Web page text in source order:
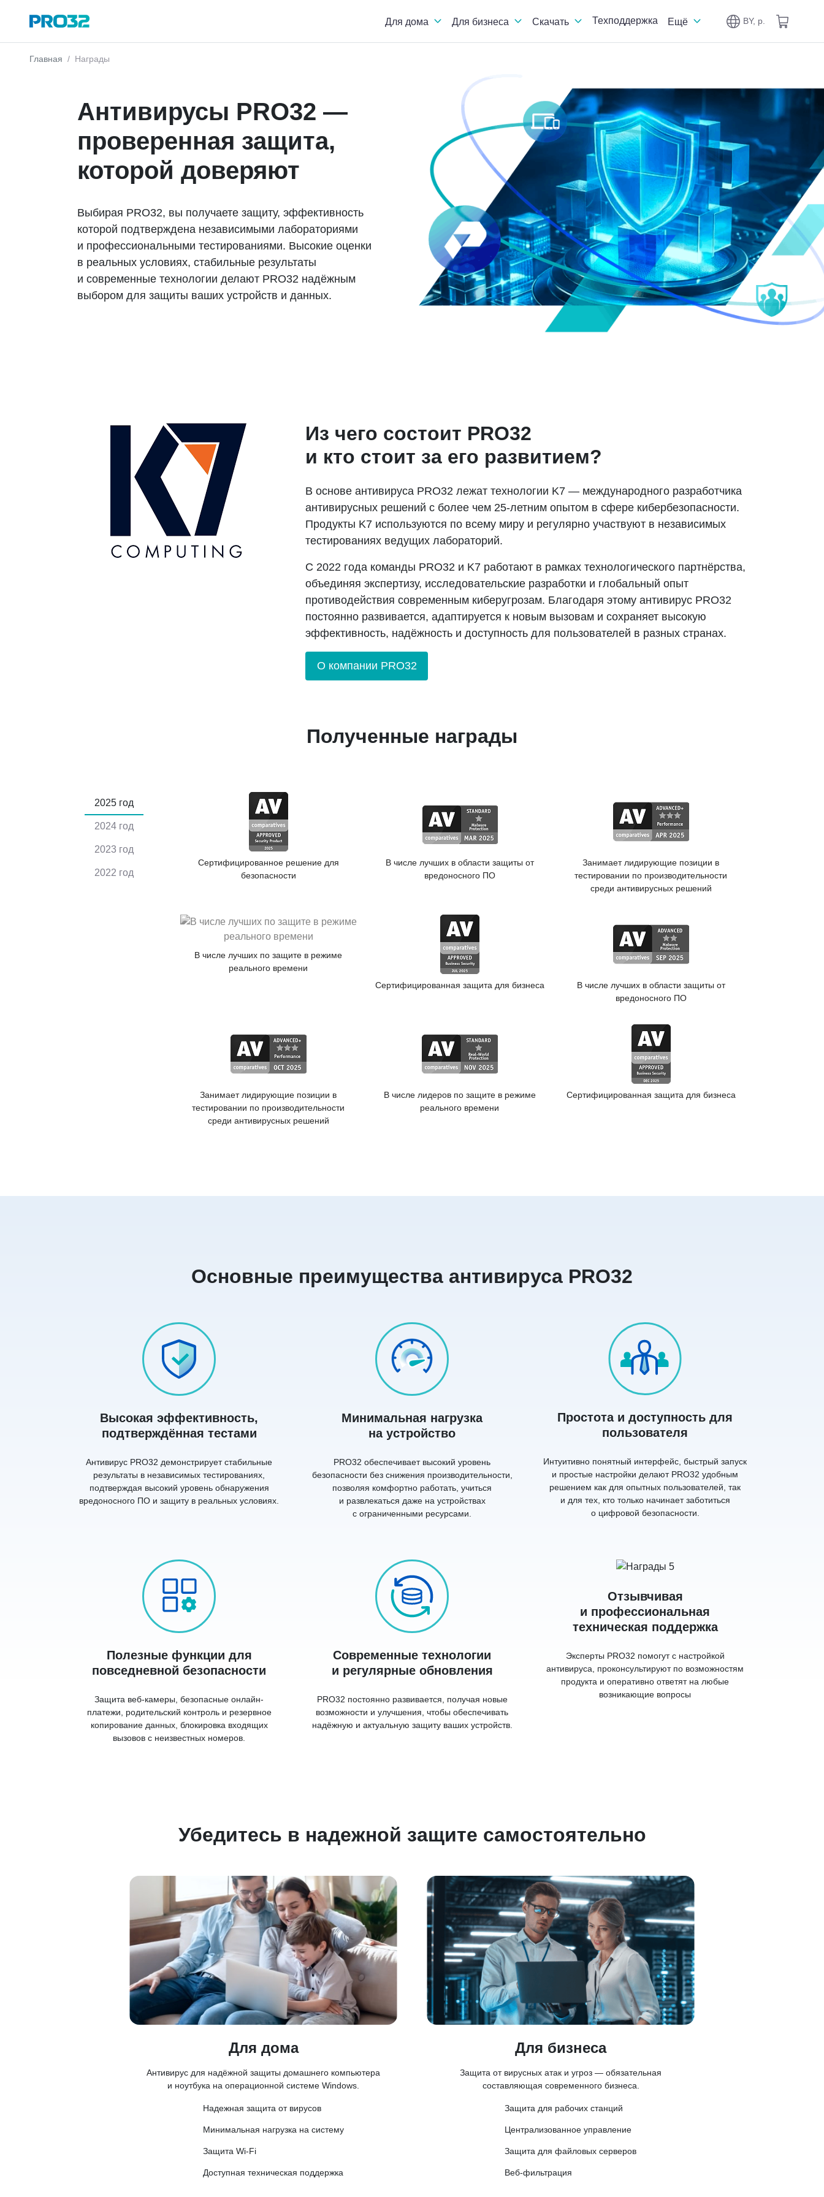
Для дома Для бизнеса Скачать Техподдержка Ещё BY, р.
Главная Награды
Антивирусы PRO32 —
проверенная защита,
которой доверяют
Выбирая PRO32, вы получаете защиту, эффективность
которой подтверждена независимыми лабораториями
и профессиональными тестированиями. Высокие оценки
в реальных условиях, стабильные результаты
и современные технологии делают PRO32 надёжным
выбором для защиты ваших устройств и данных.
Из чего состоит PRO32
и кто стоит за его развитием?
В основе антивируса PRO32 лежат технологии K7 — международного разработчика
антивирусных решений с более чем 25-летним опытом в сфере кибербезопасности.
Продукты K7 используются по всему миру и регулярно участвуют в независимых
тестированиях ведущих лабораторий.
С 2022 года команды PRO32 и K7 работают в рамках технологического партнёрства,
объединяя экспертизу, исследовательские разработки и глобальный опыт
противодействия современным киберугрозам. Благодаря этому антивирус PRO32
постоянно развивается, адаптируется к новым вызовам и сохраняет высокую
эффективность, надёжность и доступность для пользователей в разных странах.
О компании PRO32
Полученные награды
2025 год
2024 год
2023 год
2022 год
Сертифицированное решение для
безопасности
В числе лучших в области защиты от
вредоносного ПО
Занимает лидирующие позиции в
тестировании по производительности
среди антивирусных решений
В числе лучших по защите в режиме
реального времени
Сертифицированная защита для бизнеса
В числе лучших в области защиты от
вредоносного ПО
Занимает лидирующие позиции в
тестировании по производительности
среди антивирусных решений
В числе лидеров по защите в режиме
реального времени
Сертифицированная защита для бизнеса
Основные преимущества антивируса PRO32
Высокая эффективность,
подтверждённая тестами
Антивирус PRO32 демонстрирует стабильные
результаты в независимых тестированиях,
подтверждая высокий уровень обнаружения
вредоносного ПО и защиту в реальных условиях.
Минимальная нагрузка
на устройство
PRO32 обеспечивает высокий уровень
безопасности без снижения производительности,
позволяя комфортно работать, учиться
и развлекаться даже на устройствах
с ограниченными ресурсами.
Простота и доступность для
пользователя
Интуитивно понятный интерфейс, быстрый запуск
и простые настройки делают PRO32 удобным
решением как для опытных пользователей, так
и для тех, кто только начинает заботиться
о цифровой безопасности.
Полезные функции для
повседневной безопасности
Защита веб-камеры, безопасные онлайн-
платежи, родительский контроль и резервное
копирование данных, блокировка входящих
вызовов с неизвестных номеров.
Современные технологии
и регулярные обновления
PRO32 постоянно развивается, получая новые
возможности и улучшения, чтобы обеспечивать
надёжную и актуальную защиту ваших устройств.
Отзывчивая
и профессиональная
техническая поддержка
Эксперты PRO32 помогут с настройкой
антивируса, проконсультируют по возможностям
продукта и оперативно ответят на любые
возникающие вопросы
Убедитесь в надежной защите самостоятельно
Для дома
Антивирус для надёжной защиты домашнего компьютера
и ноутбука на операционной системе Windows.
Надежная защита от вирусов
Минимальная нагрузка на систему
Защита Wi-Fi
Доступная техническая поддержка
Для бизнеса
Защита от вирусных атак и угроз — обязательная
составляющая современного бизнеса.
Защита для рабочих станций
Централизованное управление
Защита для файловых серверов
Веб-фильтрация